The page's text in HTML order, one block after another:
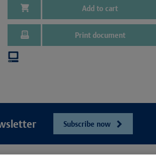
Add to cart
Print document
Subscribe now